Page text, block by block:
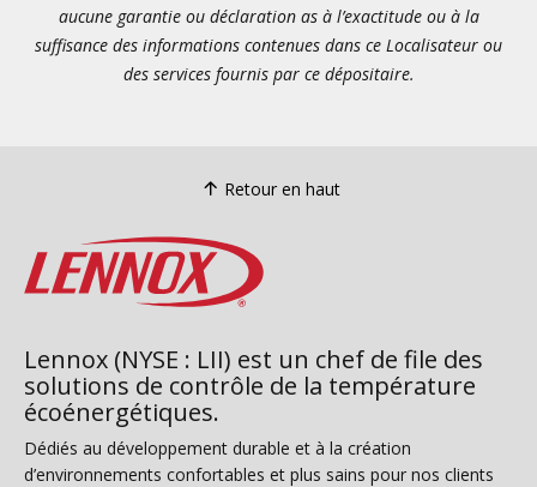
aucune garantie ou déclaration as à l’exactitude ou à la
suffisance des informations contenues dans ce Localisateur ou
des services fournis par ce dépositaire.
Retour en haut
Lennox (NYSE : LII) est un chef de file des
solutions de contrôle de la température
écoénergétiques.
Dédiés au développement durable et à la création
d’environnements confortables et plus sains pour nos clients